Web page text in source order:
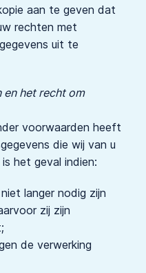
aan te geven dat
rechten met
uit te
en het recht om
voorwaarden heeft
die wij van u
het geval indien:
langer nodig zijn
zij zijn
de verwerking